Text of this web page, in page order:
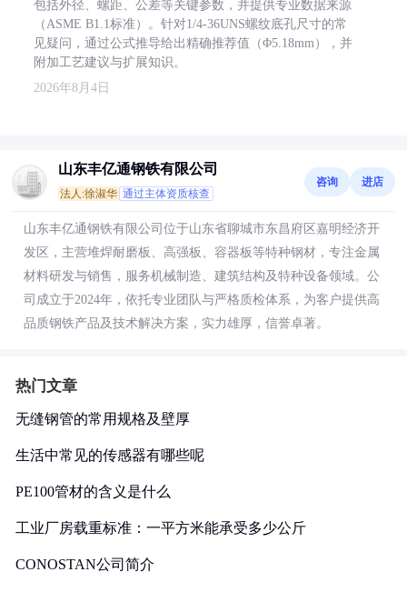
包括外径、螺距、公差等关键参数，并提供专业数据来源
（ASME B1.1标准）。针对1/4-36UNS螺纹底孔尺寸的常
见疑问，通过公式推导给出精确推荐值（Φ5.18mm），并
附加工艺建议与扩展知识。
2026年8月4日
山东丰亿通钢铁有限公司
法人:徐淑华 通过主体资质核查
咨询 进店
山东丰亿通钢铁有限公司位于山东省聊城市东昌府区嘉明经济开
发区，主营堆焊耐磨板、高强板、容器板等特种钢材，专注金属
材料研发与销售，服务机械制造、建筑结构及特种设备领域。公
司成立于2024年，依托专业团队与严格质检体系，为客户提供高
品质钢铁产品及技术解决方案，实力雄厚，信誉卓著。
热门文章
无缝钢管的常用规格及壁厚
生活中常见的传感器有哪些呢
PE100管材的含义是什么
工业厂房载重标准：一平方米能承受多少公斤
CONOSTAN公司简介